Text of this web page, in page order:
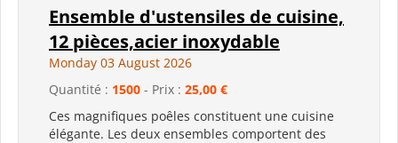
Ensemble d'ustensiles de cuisine,
12 pièces,acier inoxydable
Monday 03 August 2026
Quantité : 1500 - Prix : 25,00 €
Ces magnifiques poêles constituent une cuisine
élégante. Les deux ensembles comportent des